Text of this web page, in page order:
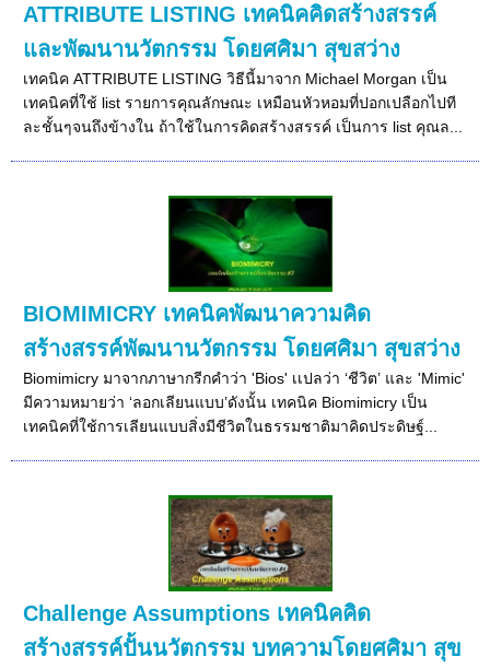
ATTRIBUTE LISTING เทคนิคคิดสร้างสรรค์
และพัฒนานวัตกรรม โดยศศิมา สุขสว่าง
เทคนิค ATTRIBUTE LISTING วิธีนี้มาจาก Michael Morgan เป็น
เทคนิคที่ใช้ list รายการคุณลักษณะ เหมือนหัวหอมที่ปอกเปลือกไปที
ละชั้นๆจนถึงข้างใน ถ้าใช้ในการคิดสร้างสรรค์ เป็นการ list คุณล...
BIOMIMICRY เทคนิคพัฒนาความคิด
สร้างสรรค์พัฒนานวัตกรรม โดยศศิมา สุขสว่าง
Biomimicry มาจากภาษากรีกคำว่า 'Bios' เเปลว่า ‘ชีวิต’ และ 'Mimic'
มีความหมายว่า ‘ลอกเลียนแบบ’ดังนั้น เทคนิค Biomimicry เป็น
เทคนิคที่ใช้การเลียนแบบสิ่งมีชีวิตในธรรมชาติมาคิดประดิษฐ์...
Challenge Assumptions เทคนิคคิด
สร้างสรรค์ปั้นนวัตกรรม บทความโดยศศิมา สุข